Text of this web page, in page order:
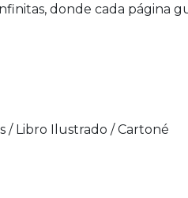
donde cada página
/ Libro Ilustrado / Cartoné